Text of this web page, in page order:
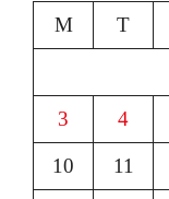
M
T
3 4
10 11